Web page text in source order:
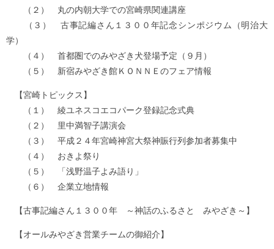
（２） 丸の内朝大学での宮崎県関連講座
（３） 古事記編さん１３００年記念シンポジウム（明治大
学）
（４） 首都圏でのみやざき犬登場予定（９月）
（５） 新宿みやざき館ＫＯＮＮＥのフェア情報
【宮崎トピックス】
（１） 綾ユネスコエコパーク登録記念式典
（２） 里中満智子講演会
（３） 平成２４年宮崎神宮大祭神賑行列参加者募集中
（４） おきよ祭り
（５） 「浅野温子よみ語り」
（６） 企業立地情報
【古事記編さん１３００年 ～神話のふるさと みやざき～】
【オールみやざき営業チームの御紹介】